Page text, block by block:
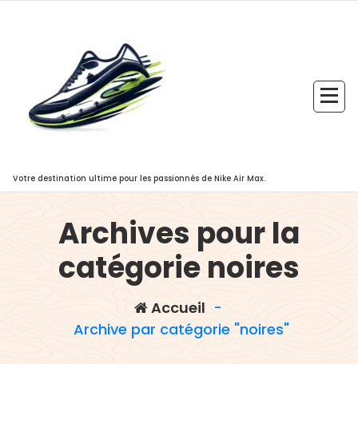
Votre destination ultime pour les passionnés de Nike Air Max.
Archives pour la
catégorie noires
Accueil -
Archive par catégorie "noires"